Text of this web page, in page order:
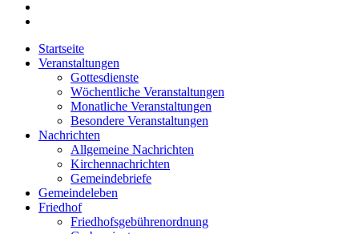
Startseite
Veranstaltungen
Gottesdienste
Wöchentliche Veranstaltungen
Monatliche Veranstaltungen
Besondere Veranstaltungen
Nachrichten
Allgemeine Nachrichten
Kirchennachrichten
Gemeindebriefe
Gemeindeleben
Friedhof
Friedhofsgebührenordnung